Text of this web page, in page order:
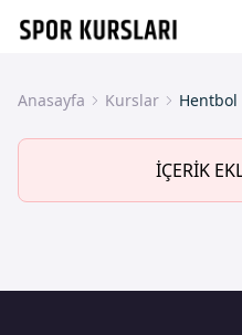
Anasayfa Kurslar Hentbol
İÇERİK